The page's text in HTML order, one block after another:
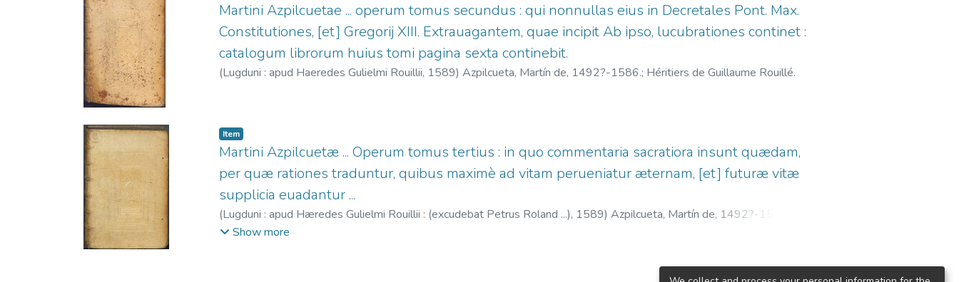
Martini Azpilcuetae ... operum tomus secundus : qui nonnullas eius in Decretales Pont. Max.
Constitutiones, [et] Gregorij XIII. Extrauagantem, quae incipit Ab ipso, lucubrationes continet :
catalogum librorum huius tomi pagina sexta continebit.
(Lugduni : apud Haeredes Gulielmi Rouillii, 1589) Azpilcueta, Martín de, 1492?-1586.; Héritiers de Guillaume Rouillé‏.
Item
Martini Azpilcuetæ ... Operum tomus tertius : in quo commentaria sacratiora insunt quædam,
per quæ rationes traduntur, quibus maximè ad vitam perueniatur æternam, [et] futuræ vitæ
supplicia euadantur ...
(Lugduni : apud Hæredes Gulielmi Rouillii : (excudebat Petrus Roland ...), 1589) Azpilcueta, Martín de, 1492?-1586.
Show more